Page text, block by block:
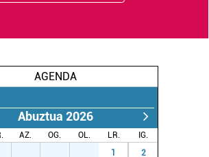
asmoz, cookie teknologiaz
hau onartuz gero, teknologia hori
AGENDA
Abuztua 2026
AZ. OG. OL. LR.
IG.
1 2